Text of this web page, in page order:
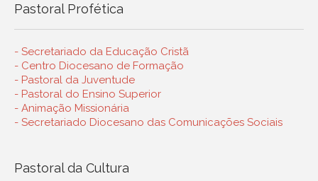
Pastoral Profética
- Secretariado da Educação Cristã
- Centro Diocesano de Formação
- Pastoral da Juventude
- Pastoral do Ensino Superior
- Animação Missionária
- Secretariado Diocesano das Comunicações Sociais
Pastoral da Cultura